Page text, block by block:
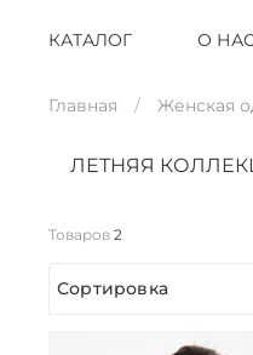
КАТАЛОГ О
Главная Женская
ЛЕТНЯЯ
Товаров 2
Сортировка